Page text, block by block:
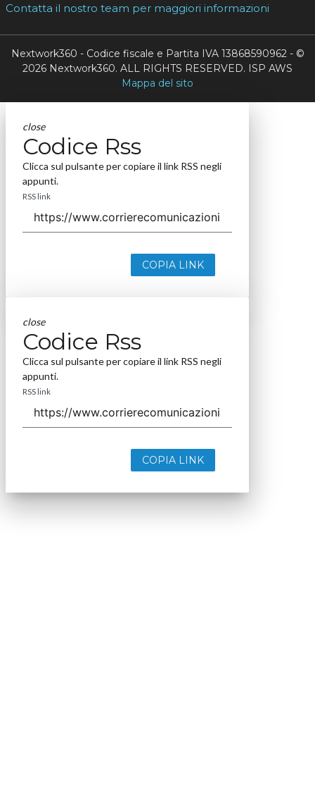
Contatta il nostro team per maggiori informazioni
Nextwork360 - Codice fiscale e Partita IVA 13868590962 - ©
2026 Nextwork360. ALL RIGHTS RESERVED. ISP AWS
Mappa del sito
close
Codice Rss
Clicca sul pulsante per copiare il link RSS negli
appunti.
RSS link
COPIA LINK
close
Codice Rss
Clicca sul pulsante per copiare il link RSS negli
appunti.
RSS link
COPIA LINK